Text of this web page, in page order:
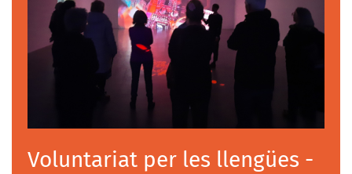
Voluntariat per les llengües -